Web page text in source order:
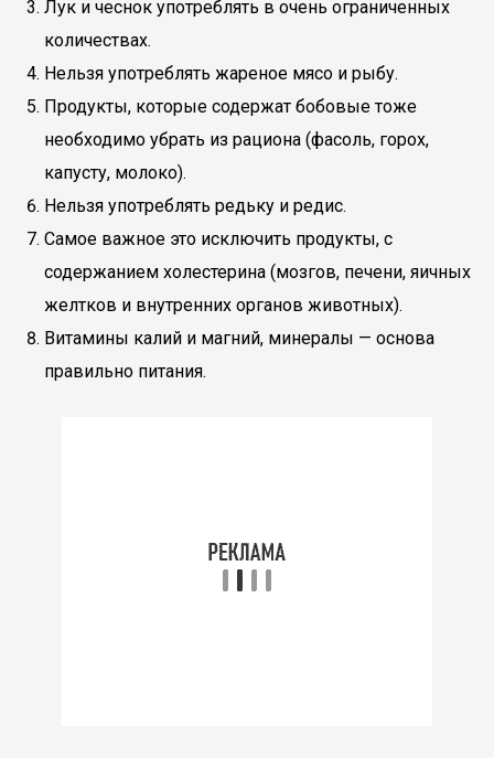
Лук и чеснок употреблять в очень ограниченных
количествах.
Нельзя употреблять жареное мясо и рыбу.
Продукты, которые содержат бобовые тоже
необходимо убрать из рациона (фасоль, горох,
капусту, молоко).
Нельзя употреблять редьку и редис.
Самое важное это исключить продукты, с
содержанием холестерина (мозгов, печени, яичных
желтков и внутренних органов животных).
Витамины калий и магний, минералы — основа
правильно питания.